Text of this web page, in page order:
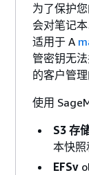
为了保护
会对笔记
适用于 A
管密钥无
的客户管
使用
S3 存
本快照
EFSv